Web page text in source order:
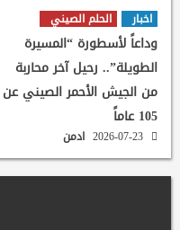
اخبار الحلم الصيني
وداعاً لأسطورة “المسيرة
الطويلة”.. رحيل آخر محاربة
من الجيش الأحمر الصيني عن
105 عاماً
ادمن